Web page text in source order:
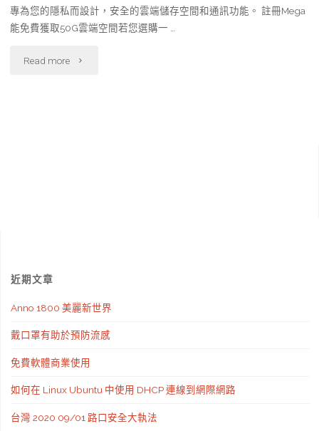
專為您的隱私而設計，安全的雲端儲存空間和通訊功能。 註冊Mega
能免費獲取50G雲端空間若您選購一 …
Read more "雲
近期文章
Anno 1800 美麗新世界
戴口罩有助於預防流感
免費軟體商業使用
如何在 Linux Ubuntu 中使用 DHCP 連線到網際網路
台灣 2020 09/01 路口安全大執法